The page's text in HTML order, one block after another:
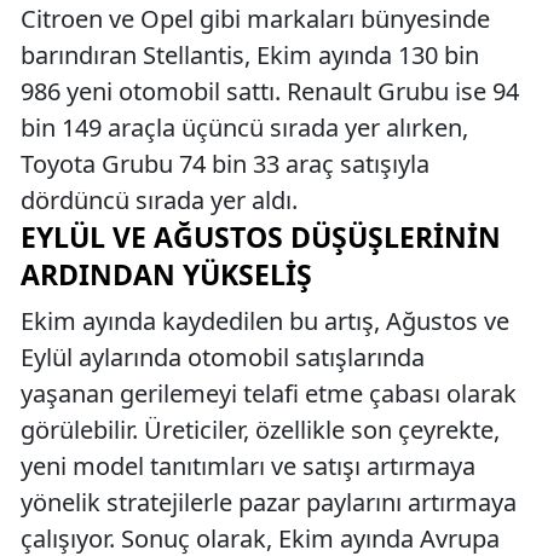
Citroen ve Opel gibi markaları bünyesinde
barındıran Stellantis, Ekim ayında 130 bin
986 yeni otomobil sattı. Renault Grubu ise 94
bin 149 araçla üçüncü sırada yer alırken,
Toyota Grubu 74 bin 33 araç satışıyla
dördüncü sırada yer aldı.
EYLÜL VE AĞUSTOS DÜŞÜŞLERININ
ARDINDAN YÜKSELIŞ
Ekim ayında kaydedilen bu artış, Ağustos ve
Eylül aylarında otomobil satışlarında
yaşanan gerilemeyi telafi etme çabası olarak
görülebilir. Üreticiler, özellikle son çeyrekte,
yeni model tanıtımları ve satışı artırmaya
yönelik stratejilerle pazar paylarını artırmaya
çalışıyor. Sonuç olarak, Ekim ayında Avrupa